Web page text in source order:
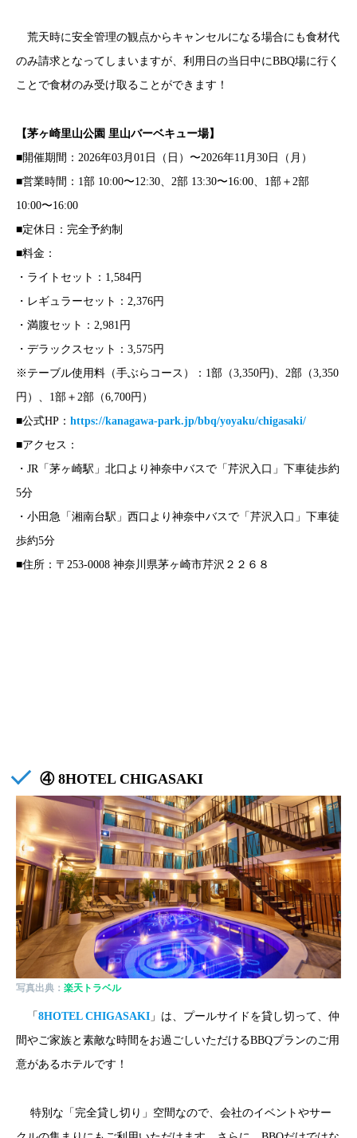
荒天時に安全管理の観点からキャンセルになる場合にも食材代
のみ請求となってしまいますが、利用日の当日中にBBQ場に行く
ことで食材のみ受け取ることができます！
【茅ヶ崎里山公園 里山バーベキュー場】
■開催期間：2026年03月01日（日）〜2026年11月30日（月）
■営業時間：1部 10:00〜12:30、2部 13:30〜16:00、1部＋2部
10:00〜16:00
■定休日：完全予約制
■料金：
・ライトセット：1,584円
・レギュラーセット：2,376円
・満腹セット：2,981円
・デラックスセット：3,575円
※テーブル使用料（手ぶらコース）：1部（3,350円)、2部（3,350
円）、1部＋2部（6,700円）
■公式HP： https://kanagawa-park.jp/bbq/yoyaku/chigasaki/
■アクセス：
・JR「茅ヶ崎駅」北口より神奈中バスで「芹沢入口」下車徒歩約
5分
・小田急「湘南台駅」西口より神奈中バスで「芹沢入口」下車徒
歩約5分
■住所：〒253-0008 神奈川県茅ヶ崎市芹沢２２６８
④ 8HOTEL CHIGASAKI
写真出典： 楽天トラベル
「 8HOTEL CHIGASAKI 」は、プールサイドを貸し切って、仲
間やご家族と素敵な時間をお過ごしいただけるBBQプランのご用
意があるホテルです！
特別な「完全貸し切り」空間なので、会社のイベントやサー